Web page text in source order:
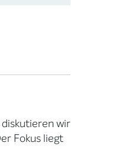
wir
Fokus liegt